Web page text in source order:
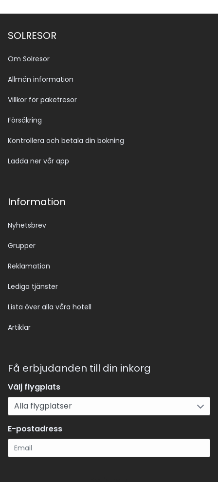
SOLRESOR
Om Solresor
Allmän information
Villkor för paketresor
Försäkring
Kontrollera och betala din bokning
Ladda ner vår app
Information
Nyhetsbrev
Grupper
Reklamation
Lediga tjänster
Lista över alla våra hotell
Artiklar
Få erbjudanden till din inkorg
Välj flygplats
E-postadress